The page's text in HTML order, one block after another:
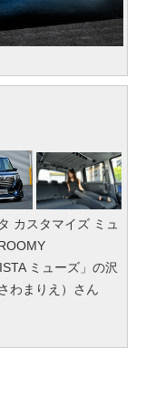
カスタマイズ ミュ
ミューズ」の沢
わまりえ）さん